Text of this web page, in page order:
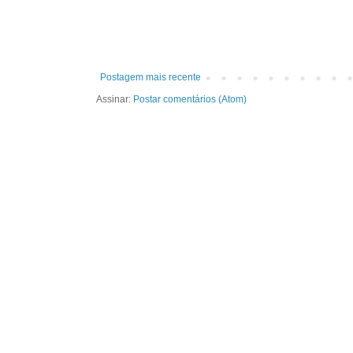
Postagem mais recente
Assinar: Postar comentários (Atom)